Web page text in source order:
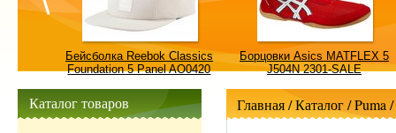
Бейсболка Reebok Classics
Foundation 5 Panel AO0420
Борцовки Asics MATFLEX 5
J504N 2301-SALE
Главная/ Каталог /Puma /
Каталог товаров